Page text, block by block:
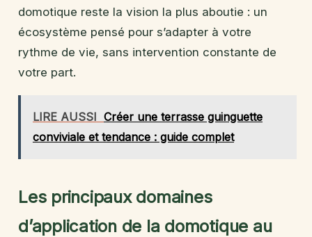
domotique reste la vision la plus aboutie : un
écosystème pensé pour s’adapter à votre
rythme de vie, sans intervention constante de
votre part.
LIRE AUSSI Créer une terrasse guinguette
conviviale et tendance : guide complet
Les principaux domaines
d’application de la domotique au